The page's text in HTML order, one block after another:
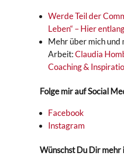
Werde Teil der
Leben“ – Hier
Mehr über mich und
Arbeit:Claudia
Coaching &
Folge mir auf Social
Facebook
Instagram
Wünschst Du Dir mehr